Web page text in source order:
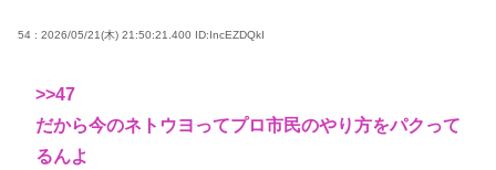
54 : 2026/05/21(木) 21:50:21.400 ID:IncEZDQkI
>>47
だから今のネトウヨってプロ市民のやり方をパクって
るんよ